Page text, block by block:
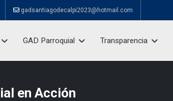
gadsantiagodecalpi2023@hotmail.com
GAD Parroquial Transparencia
en Acción